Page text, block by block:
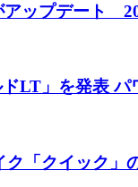
アップデート
LT」を発表
「クイック